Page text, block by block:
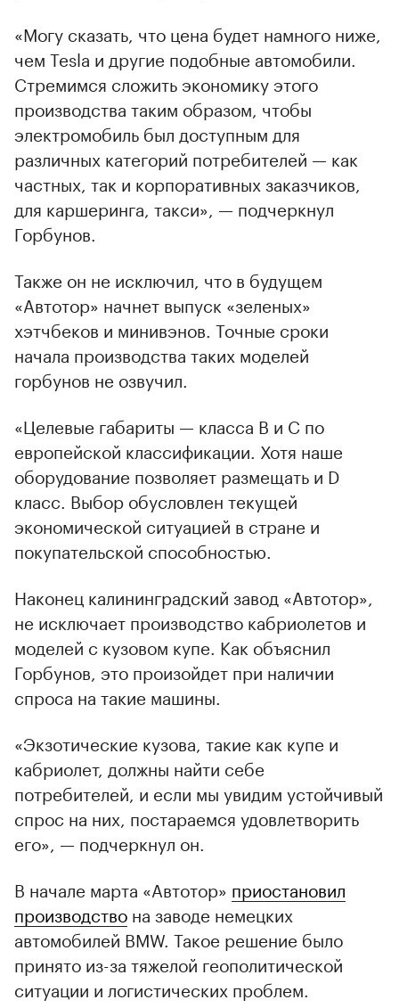
«Могу сказать, что цена будет намного ниже,
чем Tesla и другие подобные автомобили.
Стремимся сложить экономику этого
производства таким образом, чтобы
электромобиль был доступным для
различных категорий потребителей — как
частных, так и корпоративных заказчиков,
для каршеринга, такси», — подчеркнул
Горбунов.
Также он не исключил, что в будущем
«Автотор» начнет выпуск «зеленых»
хэтчбеков и минивэнов. Точные сроки
начала производства таких моделей
горбунов не озвучил.
«Целевые габариты — класса B и С по
европейской классификации. Хотя наше
оборудование позволяет размещать и D
класс. Выбор обусловлен текущей
экономической ситуацией в стране и
покупательской способностью.
Наконец калининградский завод «Автотор»,
не исключает производство кабриолетов и
моделей с кузовом купе. Как объяснил
Горбунов, это произойдет при наличии
спроса на такие машины.
«Экзотические кузова, такие как купе и
кабриолет, должны найти себе
потребителей, и если мы увидим устойчивый
спрос на них, постараемся удовлетворить
его», — подчеркнул он.
В начале марта «Автотор» приостановил
производство на заводе немецких
автомобилей BMW. Такое решение было
принято из-за тяжелой геополитической
ситуации и логистических проблем.